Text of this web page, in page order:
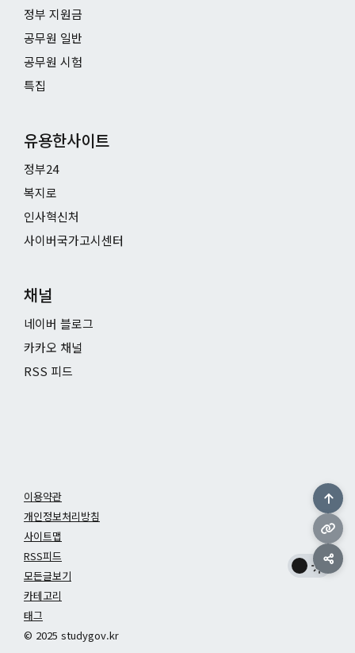
정부 지원금
공무원 일반
공무원 시험
특집
유용한사이트
정부24
복지로
인사혁신처
사이버국가고시센터
채널
네이버 블로그
카카오 채널
RSS 피드
이용약관
개인정보처리방침
사이트맵
RSS피드
모든글보기
카테고리
태그
© 2025 studygov.kr